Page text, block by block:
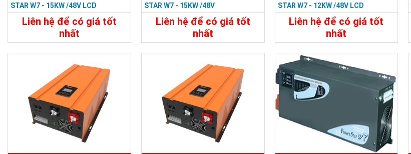
STAR W7 - 15KW /48V LCD
Liên hệ để có giá tốt
nhất
47.988.000đ
STAR W7 - 15KW /48V
Liên hệ để có giá tốt
nhất
46.798.800đ
STAR W7 - 12KW /48V LCD
Liên hệ để có giá tốt
nhất
35.988.000đ
Chi Tiết